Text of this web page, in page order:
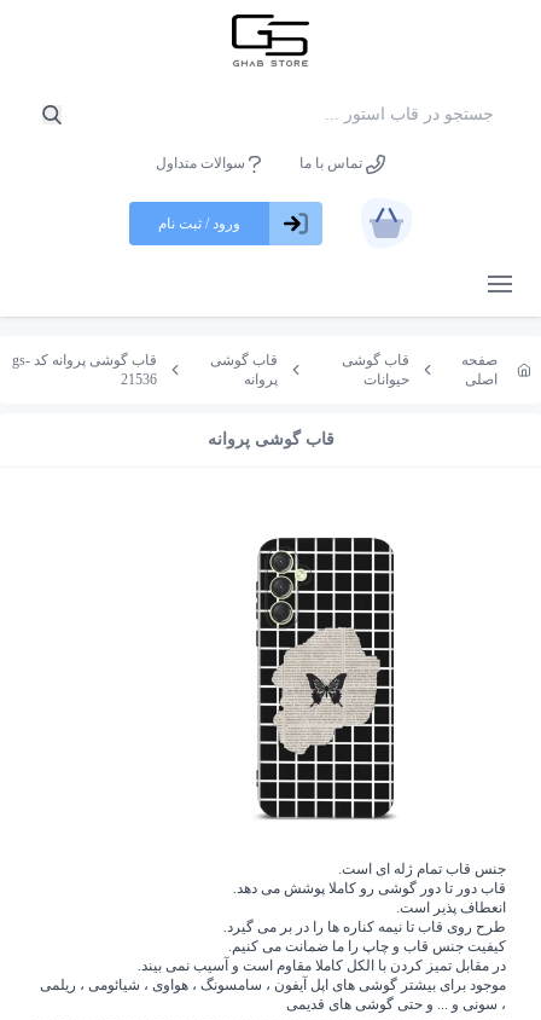
تماس با ما سوالات متداول
باز کردن منو
ورود / ثبت نام
صفحه
اصلی
قاب گوشی
حیوانات
قاب گوشی
پروانه
قاب گوشی پروانه کد gs-
21536
قاب گوشی پروانه
جنس قاب تمام ژله ای است.
قاب دور تا دور گوشی رو کاملا پوشش می دهد.
انعطاف پذیر است.
طرح روی قاب تا نیمه کناره ها را در بر می گیرد.
کیفیت جنس قاب و چاپ را ما ضمانت می کنیم.
در مقابل تمیز کردن با الکل کاملا مقاوم است و آسیب نمی بیند.
موجود برای بیشتر گوشی های اپل آیفون ، سامسونگ ، هواوی ، شیائومی ، ریلمی
، سونی و ... و حتی گوشی های قدیمی